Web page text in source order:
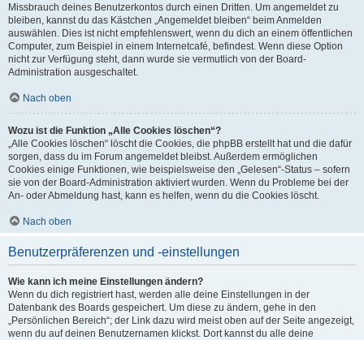
Missbrauch deines Benutzerkontos durch einen Dritten. Um angemeldet zu
bleiben, kannst du das Kästchen „Angemeldet bleiben“ beim Anmelden
auswählen. Dies ist nicht empfehlenswert, wenn du dich an einem öffentlichen
Computer, zum Beispiel in einem Internetcafé, befindest. Wenn diese Option
nicht zur Verfügung steht, dann wurde sie vermutlich von der Board-
Administration ausgeschaltet.
Nach oben
Wozu ist die Funktion „Alle Cookies löschen“?
„Alle Cookies löschen“ löscht die Cookies, die phpBB erstellt hat und die dafür
sorgen, dass du im Forum angemeldet bleibst. Außerdem ermöglichen
Cookies einige Funktionen, wie beispielsweise den „Gelesen“-Status – sofern
sie von der Board-Administration aktiviert wurden. Wenn du Probleme bei der
An- oder Abmeldung hast, kann es helfen, wenn du die Cookies löscht.
Nach oben
Benutzerpräferenzen und -einstellungen
Wie kann ich meine Einstellungen ändern?
Wenn du dich registriert hast, werden alle deine Einstellungen in der
Datenbank des Boards gespeichert. Um diese zu ändern, gehe in den
„Persönlichen Bereich“; der Link dazu wird meist oben auf der Seite angezeigt,
wenn du auf deinen Benutzernamen klickst. Dort kannst du alle deine